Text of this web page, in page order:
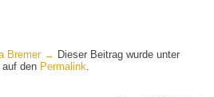
Bremer → Dieser Beitrag wurde unter
den Permalink.